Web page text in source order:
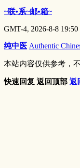
~联•系~邮•箱~
GMT-4, 2026-8-8 19:50
纯中医 Authentic
本站内容仅供参考，
快速回复 返回顶部 返